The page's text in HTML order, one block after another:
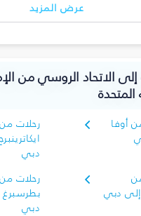
عرض المزيد
الاتحاد الروسي من
المتحدة
أوفا
رحلات من
دبي
إلى دبي
رحلات
دبي